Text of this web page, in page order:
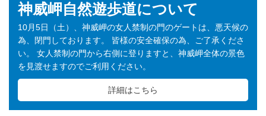
神威岬自然遊歩道について
10月5日（土）、神威岬の女人禁制の門のゲートは、悪天候の
為、閉門しております。 皆様の安全確保の為、ご了承くださ
い。 女人禁制の門から右側に登りますと、神威岬全体の景色
を見渡せますのでご利用ください。
詳細はこちら